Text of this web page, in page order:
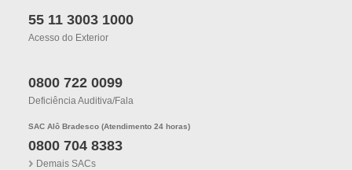
55 11 3003 1000
Acesso do Exterior
0800 722 0099
Deficiência Auditiva/fala
SAC Alô Bradesco (Atendimento 24 horas)
0800 704 8383
Demais SACs